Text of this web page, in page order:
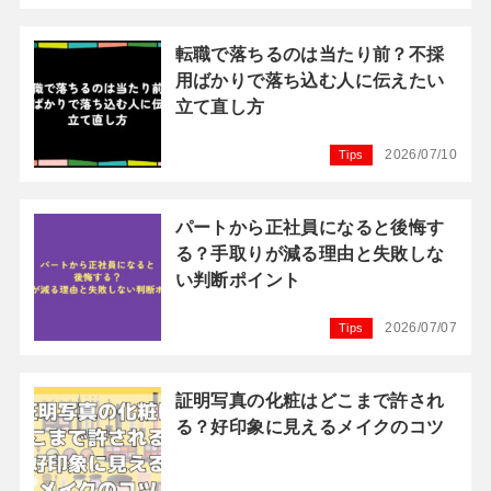
転職で落ちるのは当たり前？不採
用ばかりで落ち込む人に伝えたい
立て直し方
2026/07/10
Tips
パートから正社員になると後悔す
る？手取りが減る理由と失敗しな
い判断ポイント
2026/07/07
Tips
証明写真の化粧はどこまで許され
る？好印象に見えるメイクのコツ